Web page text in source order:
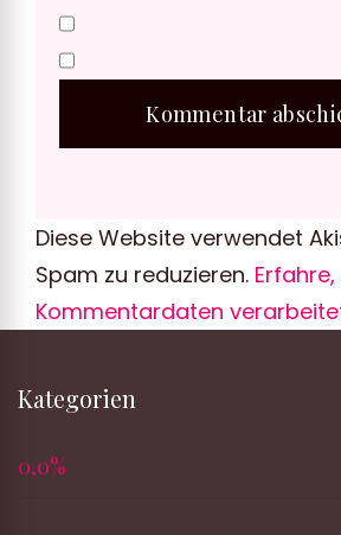
Diese Website verwendet
Spam zu reduzieren.
Kommentardaten
Kategorien
0,0%